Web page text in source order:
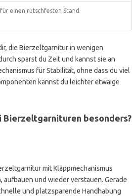
einen rutschfesten Stand.
die Bierzeltgarnitur in wenigen
sparst du Zeit und kannst sie an
für Stabilität, ohne dass du viel
kannst du leichter etwaige
Bierzeltgarnituren besonders?
mit Klappmechanismus
und wieder verstauen. Gerade
und platzsparende Handhabung